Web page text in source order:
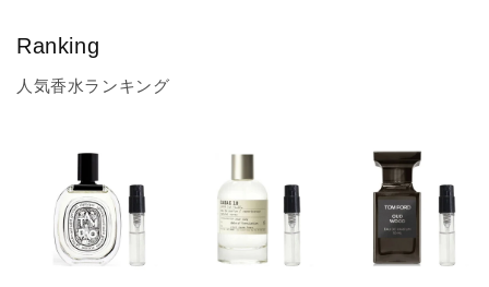
Ranking
人気香水ランキング